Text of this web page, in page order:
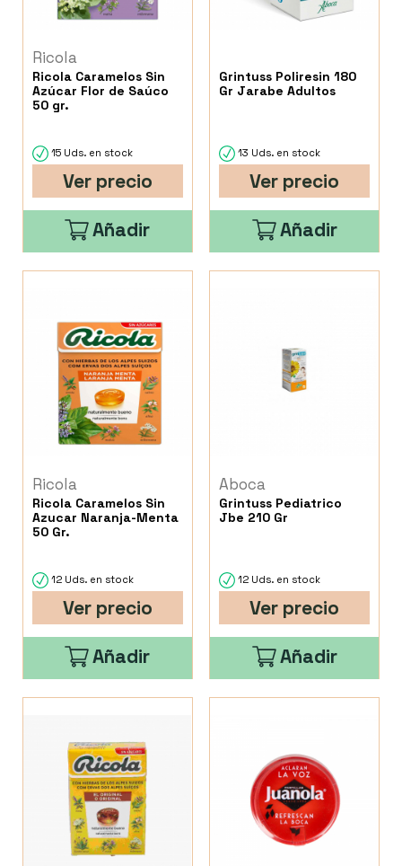
Ricola
Ricola Caramelos Sin
Azúcar Flor de Saúco
50 gr.
15 Uds. en stock
Ver precio
Añadir
Grintuss Poliresin 180
Gr Jarabe Adultos
13 Uds. en stock
Ver precio
Añadir
Ricola
Ricola Caramelos Sin
Azucar Naranja-Menta
50 Gr.
12 Uds. en stock
Ver precio
Añadir
Aboca
Grintuss Pediatrico
Jbe 210 Gr
12 Uds. en stock
Ver precio
Añadir